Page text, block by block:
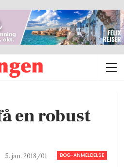
en robust
BOG-ANMELDELSE
5. jan. 2018/01